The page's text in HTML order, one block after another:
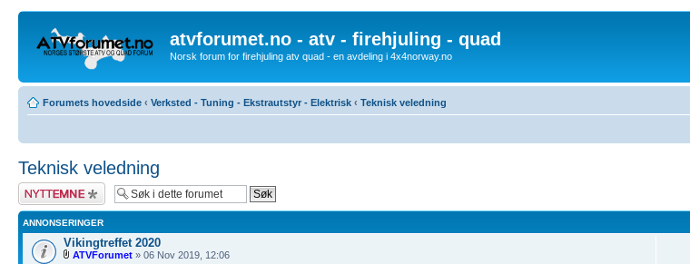
atvforumet.no - atv - firehjuling - quad
Norsk forum for firehjuling atv quad - en avdeling i 4x4norway.no
Forumets hovedside ‹ Verksted - Tuning - Ekstrautstyr - Elektrisk ‹ Teknisk veledning
Teknisk veledning
Legg inn et nytt
emne
ANNONSERINGER
Vikingtreffet 2020
ATVForumet » 06 Nov 2019, 12:06